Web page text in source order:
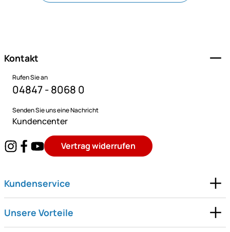
Kontakt
Rufen Sie an
04847 - 8068 0
Senden Sie uns eine Nachricht
Kundencenter
Vertrag widerrufen
Kundenservice
Unsere Vorteile